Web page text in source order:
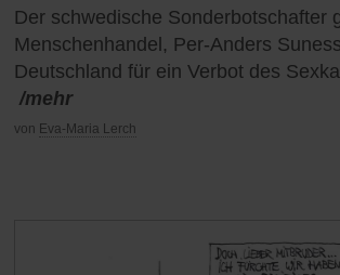
Der schwedische Sonderbotschafter
Menschenhandel, Per-Anders
Deutschland für ein Verbot des
/mehr
von Eva-Maria Lerch